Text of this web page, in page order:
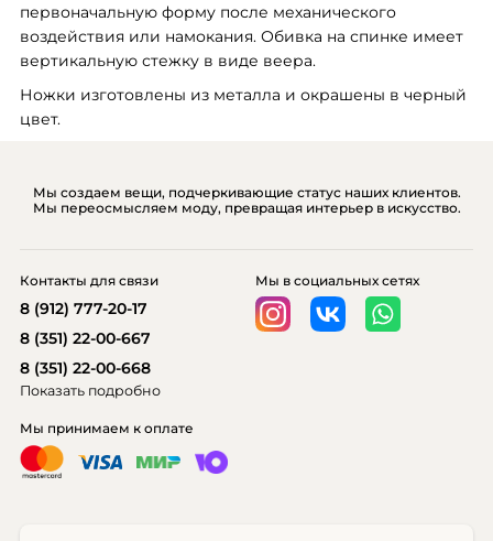
первоначальную форму после механического
воздействия или намокания. Обивка на спинке имеет
вертикальную стежку в виде веера.
Ножки изготовлены из металла и окрашены в черный
цвет.
Мы создаем вещи, подчеркивающие статус наших клиентов.
Мы переосмысляем моду, превращая интерьер в искусство.
Мы принимаем к оплате
Мы в социальных сетях
Контакты для связи
8 (912) 777-20-17
8 (351) 22-00-667
8 (351) 22-00-668
Показать подробно